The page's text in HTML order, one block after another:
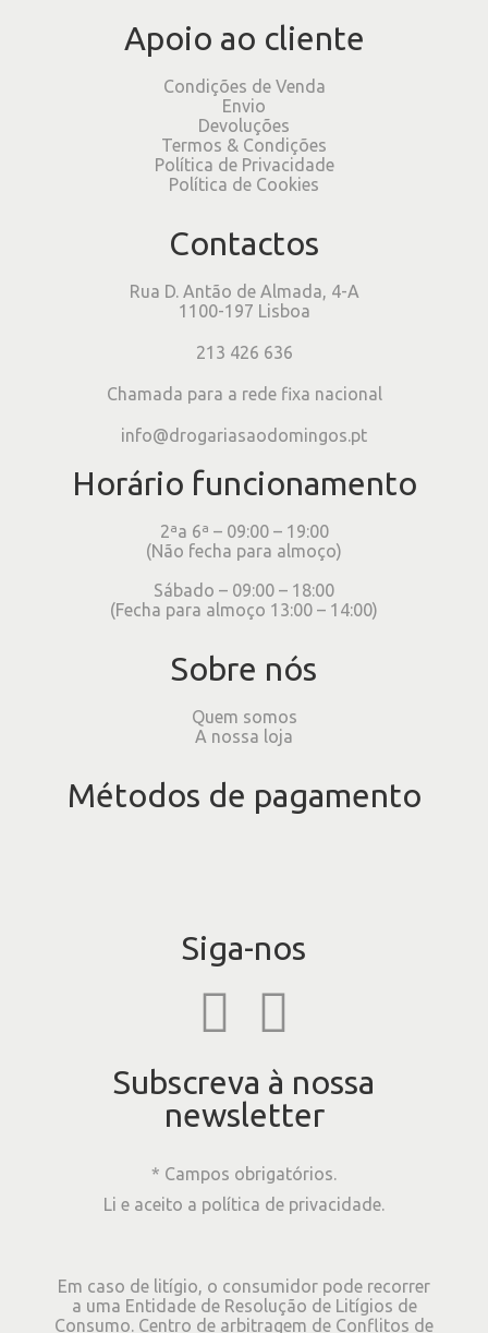
Apoio ao cliente
Condições de Venda
Envio
Devoluções
Termos & Condições
Política de Privacidade
Política de Cookies
Contactos
Rua D. Antão de Almada, 4-A
1100-197 Lisboa
213 426 636
Chamada para a rede fixa nacional
info@drogariasaodomingos.pt
Horário funcionamento
2ªa 6ª – 09:00 – 19:00
(Não fecha para almoço)
Sábado – 09:00 – 18:00
(Fecha para almoço 13:00 – 14:00)
Sobre nós
Quem somos
A nossa loja
Métodos de pagamento
Siga-nos
Subscreva à nossa
newsletter
* Campos obrigatórios.
Li e aceito a política de privacidade.
Em caso de litígio, o consumidor pode recorrer
a uma Entidade de Resolução de Litígios de
Consumo. Centro de arbitragem de Conflitos de